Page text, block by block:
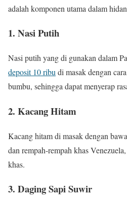
adalah komponen utama dalam
1. Nasi Putih
Nasi putih yang di gunakan dalam
deposit 10 ribu di masak dengan
bumbu, sehingga dapat menyerap
2. Kacang Hitam
Kacang hitam di masak dengan
dan rempah-rempah khas
khas.
3. Daging Sapi Suwir